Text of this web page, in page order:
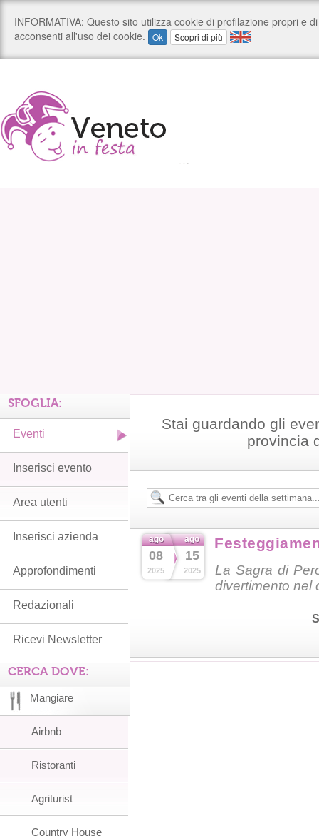
Stai guardando gli
provincia
ago
08
2025
ago
15
2025
La Sagra di
divertimento nel
SFOGLIA:
Eventi
Inserisci evento
Area utenti
Inserisci azienda
Approfondimenti
Redazionali
Ricevi Newsletter
CERCA DOVE:
Mangiare
Airbnb
Ristoranti
Agriturist
Country House